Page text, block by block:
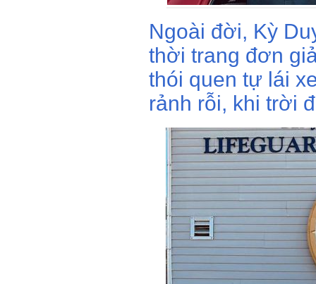
Ngoài đời, Kỳ
thời trang đơn
thói quen tự lái
rảnh rỗi, khi trời